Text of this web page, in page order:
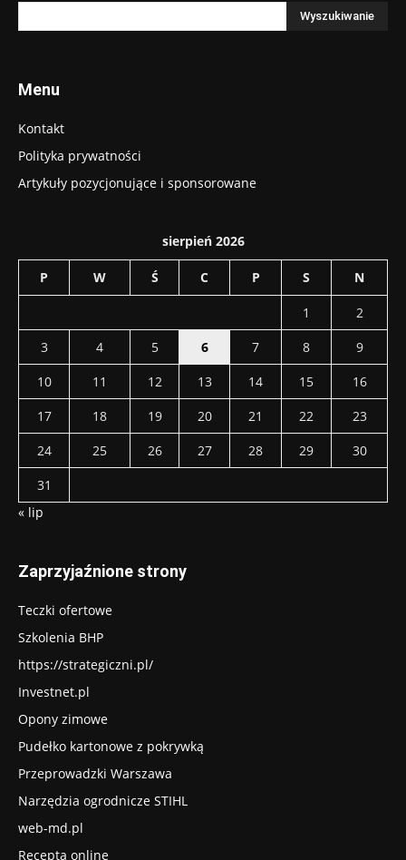
Menu
Kontakt
Polityka prywatności
Artykuły pozycjonujące i sponsorowane
sierpień 2026
P W Ś C P S N
1
2
3
4 5 6 7 8
9
10
11 12 13 14 15
16
17
18 19 20 21 22
23
24
25 26 27 28 29
30
31
« lip
Zaprzyjaźnione strony
Teczki ofertowe
Szkolenia BHP
https://strategiczni.pl/
Investnet.pl
Opony zimowe
Pudełko kartonowe z pokrywką
Przeprowadzki Warszawa
Narzędzia ogrodnicze STIHL
web-md.pl
Recepta online